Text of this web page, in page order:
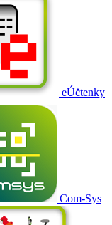
eÚčtenky
Com-Sys